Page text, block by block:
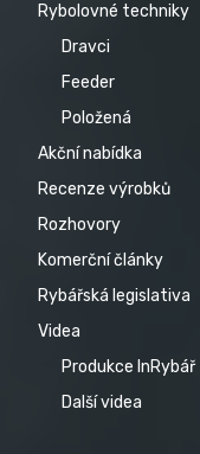
Rybolovné techniky
Dravci
Feeder
Položená
Akční nabídka
Recenze výrobků
Rozhovory
Komerční články
Rybářská legislativa
Videa
Produkce InRybář
Další videa